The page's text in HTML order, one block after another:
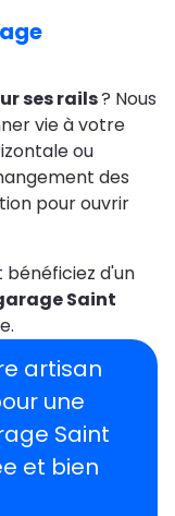
ses rails? Nous
vie à votre
ou
des
pour ouvrir
bénéficiez d'un
Saint
artisan
une
Saint
et bien